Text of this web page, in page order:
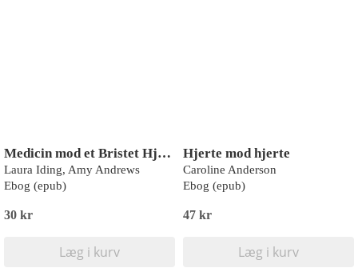
Medicin mod et Bristet Hjerte / Et Omvendt Eventyr
Laura Iding, Amy Andrews
Ebog (epub)
30 kr
Læg i kurv
Hjerte mod hjerte
Caroline Anderson
Ebog (epub)
47 kr
Læg i kurv